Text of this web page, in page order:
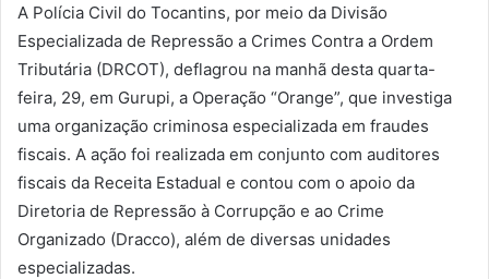
A Polícia Civil do Tocantins, por meio da Divisão
Especializada de Repressão a Crimes Contra a Ordem
Tributária (DRCOT), deflagrou na manhã desta quarta-
feira, 29, em Gurupi, a Operação “Orange”, que investiga
uma organização criminosa especializada em fraudes
fiscais. A ação foi realizada em conjunto com auditores
fiscais da Receita Estadual e contou com o apoio da
Diretoria de Repressão à Corrupção e ao Crime
Organizado (Dracco), além de diversas unidades
especializadas.